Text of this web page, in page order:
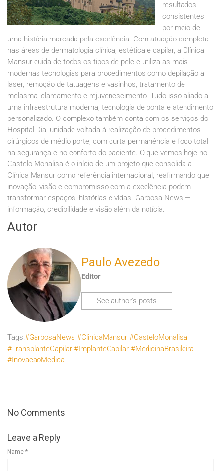
resultados
consistentes
por meio de
uma história marcada pela excelência. Com atuação completa
nas áreas de dermatologia clínica, estética e capilar, a Clínica
Mansur cuida de todos os tipos de pele e utiliza as mais
modernas tecnologias para procedimentos como depilação a
laser, remoção de tatuagens e vasinhos, tratamento de
melasma, clareamento e rejuvenescimento. Tudo isso aliado a
uma infraestrutura moderna, tecnologia de ponta e atendimento
personalizado. O complexo também conta com os serviços do
Hospital Dia, unidade voltada à realização de procedimentos
cirúrgicos de médio porte, com curta permanência e foco total
na segurança e no conforto do paciente. O que vemos hoje no
Castelo Monalisa é o início de um projeto que consolida a
Clínica Mansur como referência internacional, reafirmando que
inovação, visão e compromisso com a excelência podem
transformar espaços, histórias e vidas. Garbosa News —
informação, credibilidade e visão além da notícia.
Autor
Paulo Avezedo
Editor
See author's posts
Tags:#GarbosaNews #ClinicaMansur #CasteloMonalisa
#TransplanteCapilar #ImplanteCapilar #MedicinaBrasileira
#InovacaoMedica
No Comments
Leave a Reply
Name *